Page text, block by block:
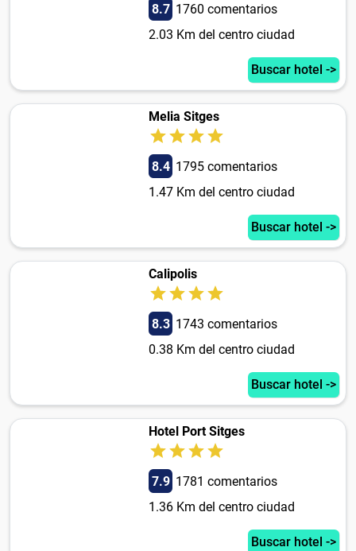
8.7 1760 comentarios
2.03 Km del centro ciudad
Buscar hotel ->
Melia Sitges
8.4 1795 comentarios
1.47 Km del centro ciudad
Buscar hotel ->
Calipolis
8.3 1743 comentarios
0.38 Km del centro ciudad
Buscar hotel ->
Hotel Port Sitges
7.9 1781 comentarios
1.36 Km del centro ciudad
Buscar hotel ->